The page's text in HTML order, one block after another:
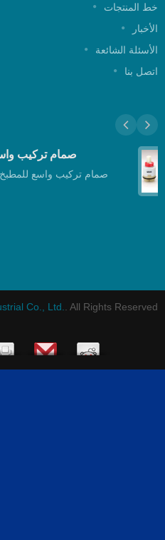
المنتجات
الشائعة
بنا
صمام تركيب
صمام تركيب واسع للمطبخ،
Co., Ltd.. All Rights